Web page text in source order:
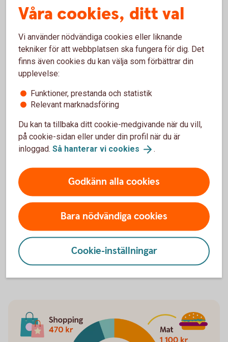
småbarnsår
Bildar man familj är det särskilt viktigt att tänka på att
jämställa ekonomin inom hushållet under småbarnsåren.
Det gör man bäst genom att försöka dela lika på
föräldraledighet, VAB-dagar och eventuellt deltidsarbete.
Om den ena partnern stannar hemma
Den som i större utsträckning är frånvarande från sitt arbete
har inte bara en lägre lön under den tiden, utan också sämre
– När barnen är små är det inte ovanligt att den med lägre
inkomst är den som tar en större del av föräldraledighet,
VAB och kanske även jobbar deltid några år. Det minskar
inkomsten och därmed möjligheten att spara.
- Därför är det viktigt att man inkludera både vanligt
sparandet samt sparandet till pension, i den gemensamma
ekonomin, säger Madelén Falkenhäll.
Våra cookies, ditt val
Vi använder nödvändiga cookies eller liknande
tekniker för att webbplatsen ska fungera för dig. Det
finns även cookies du kan välja som förbättrar din
upplevelse:
Funktioner, prestanda och statistik
Relevant marknadsföring
Du kan ta tillbaka ditt cookie-medgivande när du vill,
på cookie-sidan eller under din profil när du är
inloggad. Så hanterar vi cookies .
Godkänn alla cookies
Bara nödvändiga cookies
Cookie-inställningar